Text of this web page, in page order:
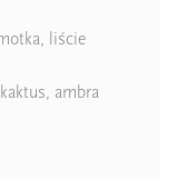
liście
ambra